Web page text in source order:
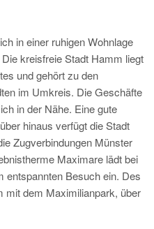
in einer ruhigen Wohnlage
kreisfreie Stadt Hamm liegt
und gehört zu den
im Umkreis. Die Geschäfte
in der Nähe. Eine gute
hinaus verfügt die Stadt
Zugverbindungen Münster
Maximare lädt bei
entspannten Besuch ein. Des
mit dem Maximilianpark, über